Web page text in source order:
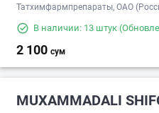
Татхимфармпрепараты, ОАО
В наличии: 13 штук
2 100 сум
MUXAMMADALI